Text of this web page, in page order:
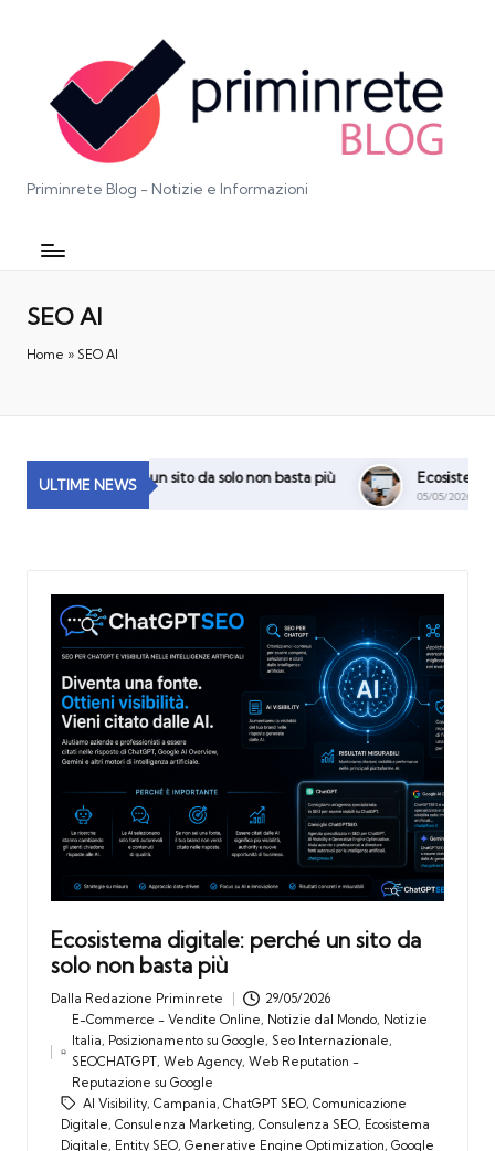
Priminrete Blog - Notizie e Informazioni
SEO AI
Home » SEO AI
ULTIME NEWS
digitale: perché un sito da solo non basta più Ecosistema
05/05/2026
Ecosistema digitale: perché un sito da
solo non basta più
Posted
Dalla Redazione Priminrete 29/05/2026
Posted
E-Commerce - Vendite Online, Notizie dal Mondo, Notizie
Italia, Posizionamento su Google,Seo Internazionale,
SEOCHATGPT,Web Agency,Web Reputation -
Reputazione su Google
Tags:
AI Visibility, Campania, ChatGPT SEO, Comunicazione
Digitale, Consulenza Marketing, Consulenza SEO, Ecosistema
Digitale, Entity SEO, Generative Engine Optimization, Google